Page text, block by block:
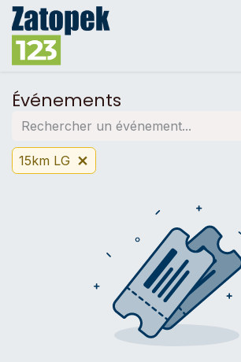
Se rendre au contenu
Événements
15km LG